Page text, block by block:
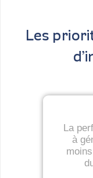
Les
La
à